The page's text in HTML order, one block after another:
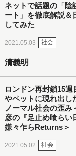
ネットで話題の「陰
ート」を徹底解説＆
してみた
2021.05.03 社会
清義明
ロンドン再封鎖15週
やペットに現れ出し
ノーマル社会の歪み
彦の『足止め喰らい
嫌々乍らReturns＞
2021.05.02 社会